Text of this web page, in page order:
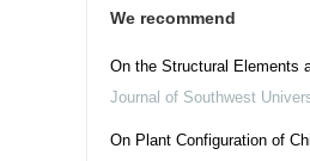
We recommend
On the Structural Elements
Journal of Southwest
On Plant Configuration of